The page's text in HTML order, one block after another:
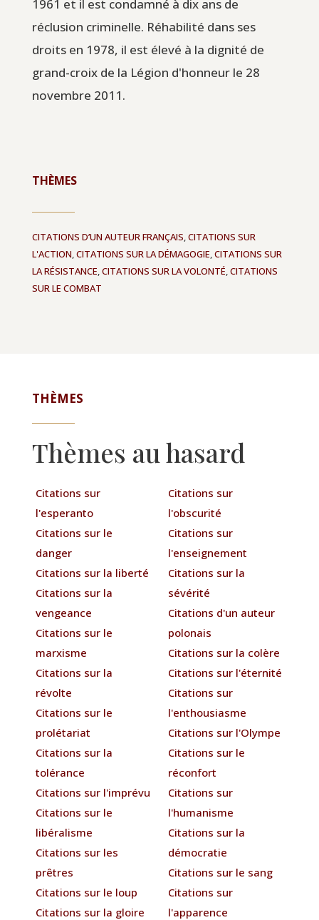
1961 et il est condamné à dix ans de
réclusion criminelle. Réhabilité dans ses
droits en 1978, il est élevé à la dignité de
grand-croix de la Légion d'honneur le 28
novembre 2011.
THÈMES
CITATIONS D’UN AUTEUR FRANÇAIS,CITATIONS SUR
L'ACTION,CITATIONS SUR LA DÉMAGOGIE,CITATIONS SUR
LA RÉSISTANCE,CITATIONS SUR LA VOLONTÉ,CITATIONS
SUR LE COMBAT
THÈMES
Thèmes au hasard
Citations sur
l'esperanto
Citations sur le
danger
Citations sur la liberté
Citations sur la
vengeance
Citations sur le
marxisme
Citations sur la
révolte
Citations sur le
prolétariat
Citations sur la
tolérance
Citations sur l'imprévu
Citations sur le
libéralisme
Citations sur les
prêtres
Citations sur le loup
Citations sur la gloire
Citations sur
l'obscurité
Citations sur
l'enseignement
Citations sur la
sévérité
Citations d'un auteur
polonais
Citations sur la colère
Citations sur l'éternité
Citations sur
l'enthousiasme
Citations sur l'Olympe
Citations sur le
réconfort
Citations sur
l'humanisme
Citations sur la
démocratie
Citations sur le sang
Citations sur
l'apparence